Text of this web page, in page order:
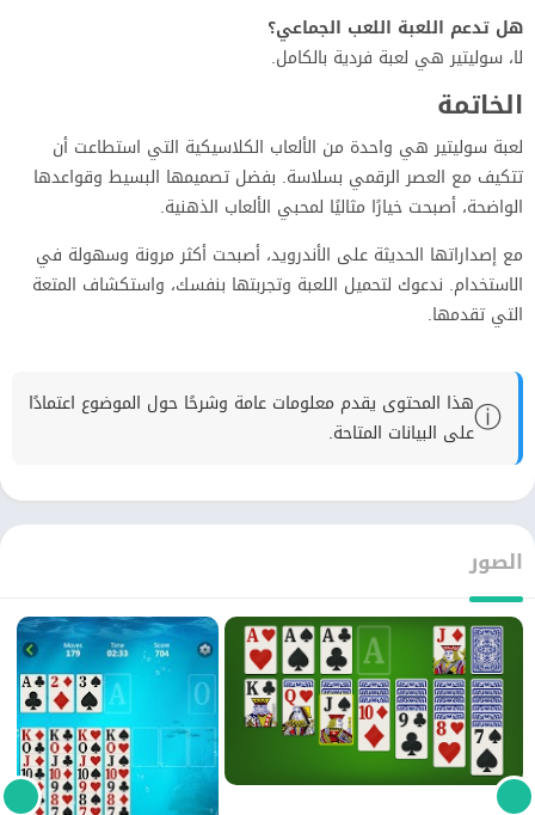
هل تدعم اللعبة اللعب الجماعي؟
لا، سوليتير هي لعبة فردية بالكامل.
الخاتمة
لعبة سوليتير هي واحدة من الألعاب الكلاسيكية التي استطاعت أن
تتكيف مع العصر الرقمي بسلاسة. بفضل تصميمها البسيط وقواعدها
الواضحة، أصبحت خيارًا مثاليًا لمحبي الألعاب الذهنية.
مع إصداراتها الحديثة على الأندرويد، أصبحت أكثر مرونة وسهولة في
الاستخدام. ندعوك لتحميل اللعبة وتجربتها بنفسك، واستكشاف المتعة
التي تقدمها.
ⓘهذا المحتوى يقدم معلومات عامة وشرحًا حول الموضوع اعتمادًا
على البيانات المتاحة.
الصور